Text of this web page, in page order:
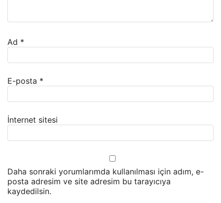
Ad *
E-posta *
İnternet sitesi
Daha sonraki yorumlarımda kullanılması için adım, e-
posta adresim ve site adresim bu tarayıcıya
kaydedilsin.